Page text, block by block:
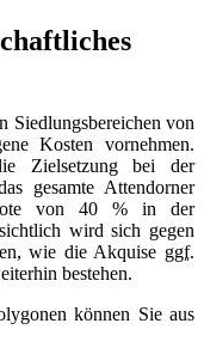
Siedlungsbereichen von
Kosten vornehmen.
Zielsetzung bei der
gesamte Attendorner
von 40 % in der
wird sich gegen
wie die Akquise ggf.
bestehen.
können Sie aus